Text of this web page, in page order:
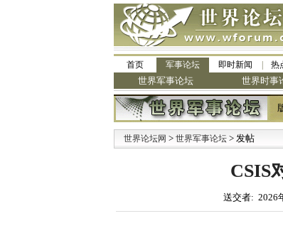
首页 军事论坛 即时新闻 热
世界军事论坛 世界时事
世界论坛网 > 世界军事论坛 > 发帖
·九阳全新免清洗
CSIS
送交者: 2026